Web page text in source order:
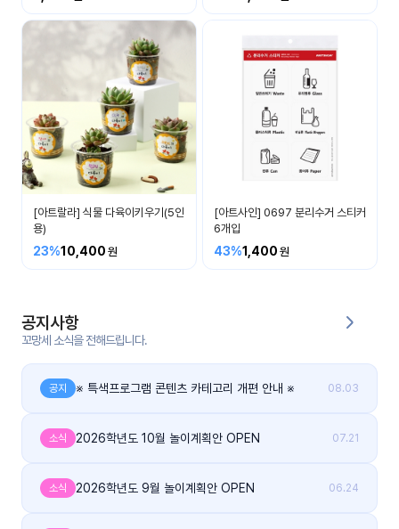
공지
사항
이벤
트
우리
들의
이야
기
후기
게시
그
[아트랄라] 식물 다육이키우기(5인
용)
23%10,400
[아트사인] 0697 분리수거 스티커
6개입
43%1,400
공지사항
꼬망세 소식을 전해드립니다.
공지 ※ 특색프로그램 콘텐츠 카테고리 개편 안내 ※ 08.03
소식 2026학년도 10월 놀이계획안 OPEN 07.21
소식 2026학년도 9월 놀이계획안 OPEN 06.24